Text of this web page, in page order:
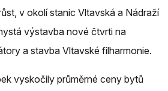
v okolí stanic Vltavská a Nádraží
výstavba nové čtvrti na
a stavba Vltavské filharmonie.
vyskočily průměrné ceny bytů